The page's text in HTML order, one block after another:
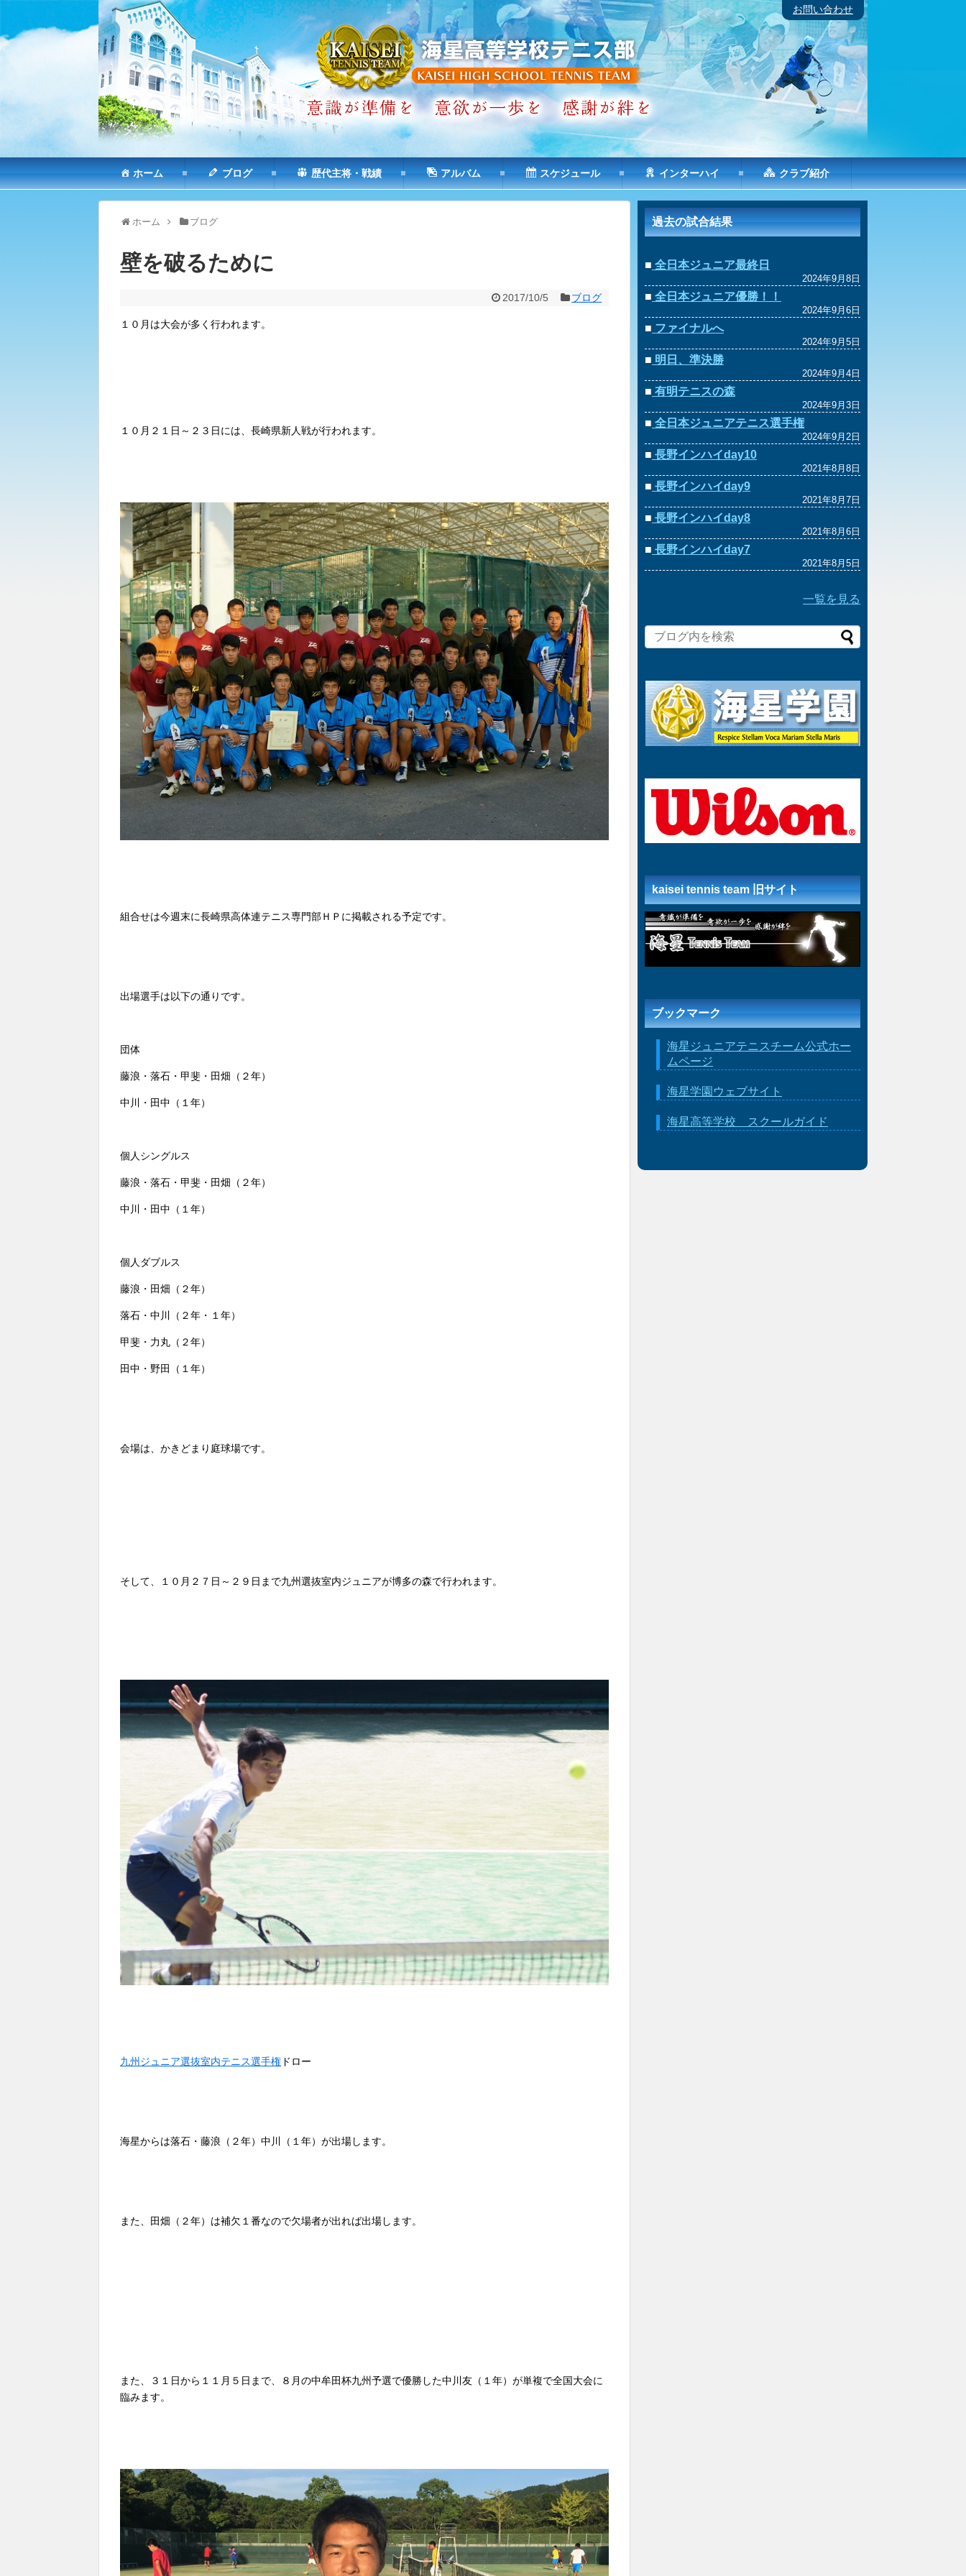
お問い合わせ
ホーム ブログ 歴代主将・戦績 アルバム スケジュール インターハイ クラブ紹介
ホーム ブログ
壁を破るために
2017/10/5 ブログ
１０月は大会が多く行われます。
１０月２１日～２３日には、長崎県新人戦が行われます。
組合せは今週末に長崎県高体連テニス専門部ＨＰに掲載される予定です。
出場選手は以下の通りです。
団体
藤浪・落石・甲斐・田畑（２年）
中川・田中（１年）
個人シングルス
藤浪・落石・甲斐・田畑（２年）
中川・田中（１年）
個人ダブルス
藤浪・田畑（２年）
落石・中川（２年・１年）
甲斐・力丸（２年）
田中・野田（１年）
会場は、かきどまり庭球場です。
そして、１０月２７日～２９日まで九州選抜室内ジュニアが博多の森で行われます。
九州ジュニア選抜室内テニス選手権 ドロー
海星からは落石・藤浪（２年）中川（１年）が出場します。
また、田畑（２年）は補欠１番なので欠場者が出れば出場します。
また、３１日から１１月５日まで、８月の中牟田杯九州予選で優勝した中川友（１年）が単複で全国大会に
臨みます。
過去の試合結果
■ 全日本ジュニア最終日
2024年9月8日
■ 全日本ジュニア優勝！！
2024年9月6日
■ ファイナルへ
2024年9月5日
■ 明日、準決勝
2024年9月4日
■ 有明テニスの森
2024年9月3日
■ 全日本ジュニアテニス選手権
2024年9月2日
■ 長野インハイday10
2021年8月8日
■ 長野インハイday9
2021年8月7日
■ 長野インハイday8
2021年8月6日
■ 長野インハイday7
2021年8月5日
一覧を見る
kaisei tennis team 旧サイト
ブックマーク
海星ジュニアテニスチーム公式ホー
ムページ
海星学園ウェブサイト
海星高等学校 スクールガイド